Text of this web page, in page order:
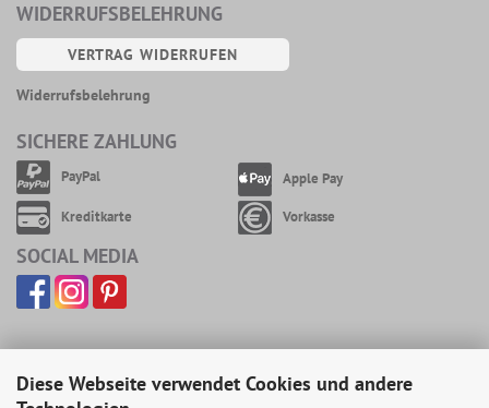
Diese Webseite verwendet Cookies und andere
WIDERRUFSBELEHRUNG
VERTRAG WIDERRUFEN
Widerrufsbelehrung
SICHERE ZAHLUNG
PayPal Apple Pay
Kreditkarte Vorkasse
SOCIAL MEDIA